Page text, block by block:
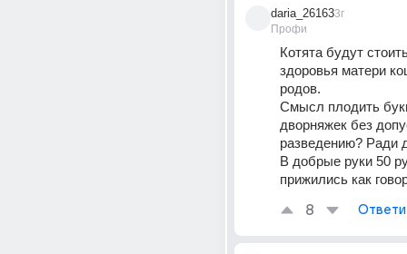
daria_26163
Профи
3г
Котята будут
здоровья матери
родов.
Смысл плодить
дворняжек без
разведению? Ради
В добрые руки 50
прижились как
8